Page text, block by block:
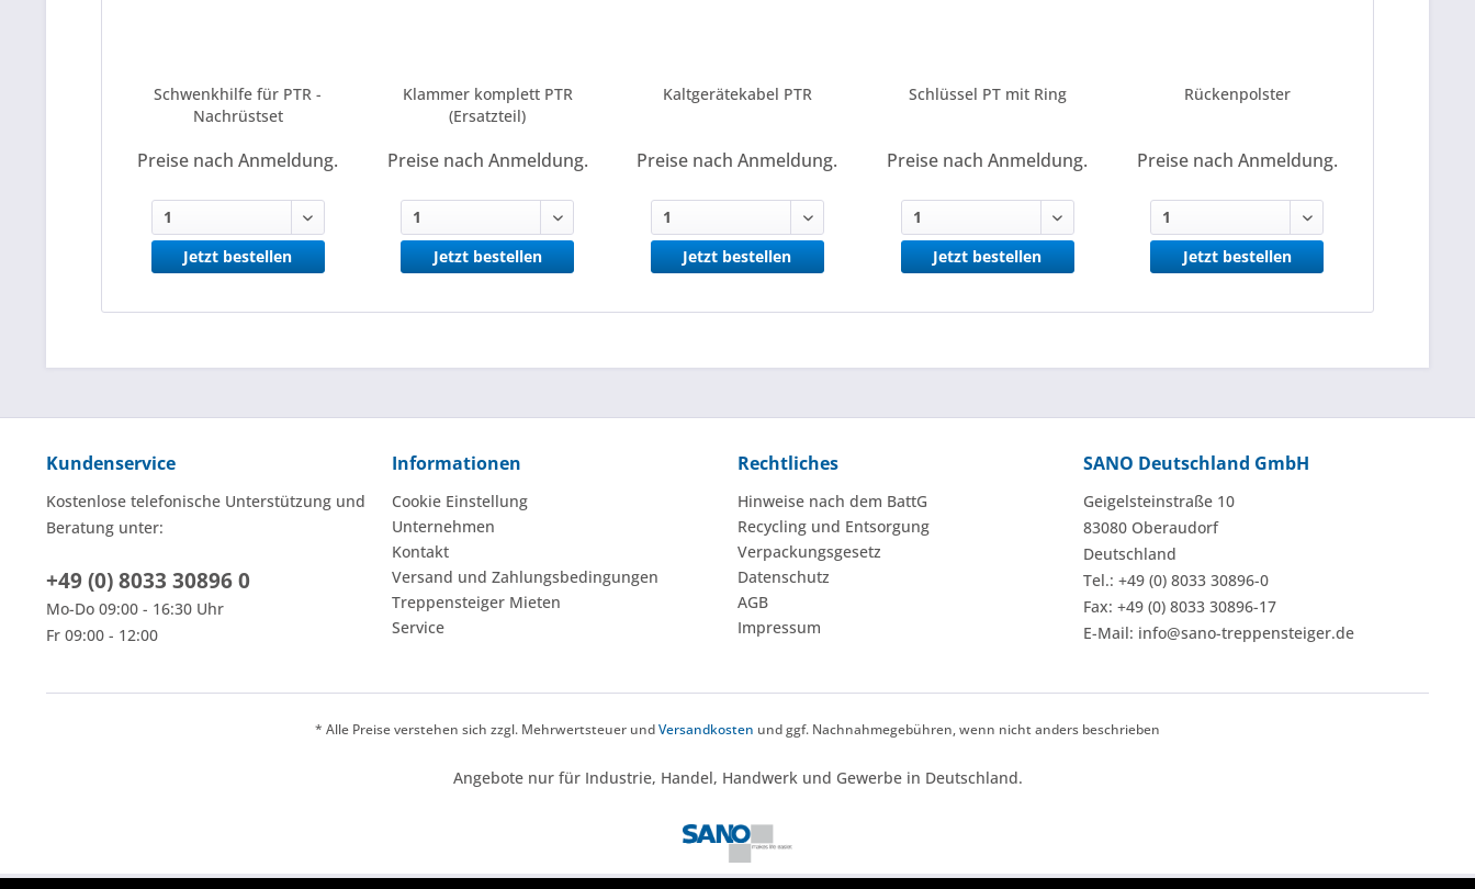
Schwenkhilfe für PTR -
Nachrüstset
Preise nach Anmeldung.
Jetzt bestellen
Klammer komplett PTR
(Ersatzteil)
Preise nach Anmeldung.
Jetzt bestellen
Kaltgerätekabel PTR
Preise nach Anmeldung.
Jetzt bestellen
Schlüssel PT mit Ring
Preise nach Anmeldung.
Jetzt bestellen
Rückenpolster
Preise nach Anmeldung.
Jetzt bestellen
Kundenservice
Kostenlose telefonische Unterstützung und
Beratung unter:
+49 (0) 8033 30896 0
Mo-Do 09:00 - 16:30 Uhr
Fr 09:00 - 12:00
Informationen
Cookie Einstellung
Unternehmen
Kontakt
Versand und Zahlungsbedingungen
Treppensteiger Mieten
Service
Rechtliches
Hinweise nach dem BattG
Recycling und Entsorgung
Verpackungsgesetz
Datenschutz
AGB
Impressum
SANO Deutschland GmbH
Geigelsteinstraße 10
83080 Oberaudorf
Deutschland
Tel.: +49 (0) 8033 30896-0
Fax: +49 (0) 8033 30896-17
E-Mail: info@sano-treppensteiger.de
* Alle Preise verstehen sich zzgl. Mehrwertsteuer undVersandkosten und ggf. Nachnahmegebühren, wenn nicht anders beschrieben
Angebote nur für Industrie, Handel, Handwerk und Gewerbe in Deutschland.